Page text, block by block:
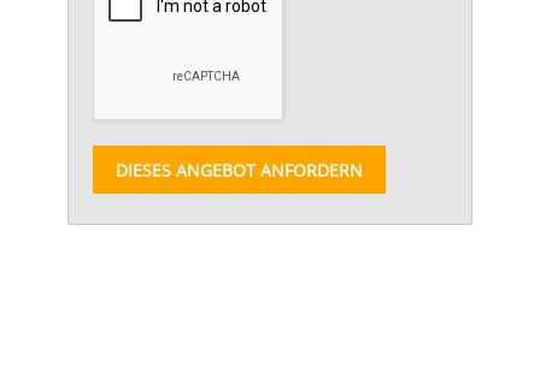
DIESES ANGEBOT ANFORDERN